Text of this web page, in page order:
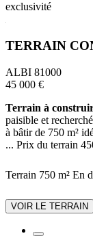
exclusivité
TERRAIN
ALBI 81000
45 000 €
Terrain à
paisible et
à bâtir de 750 m²
... Prix du terrain
Terrain 750 m² En
VOIR LE TERRAIN